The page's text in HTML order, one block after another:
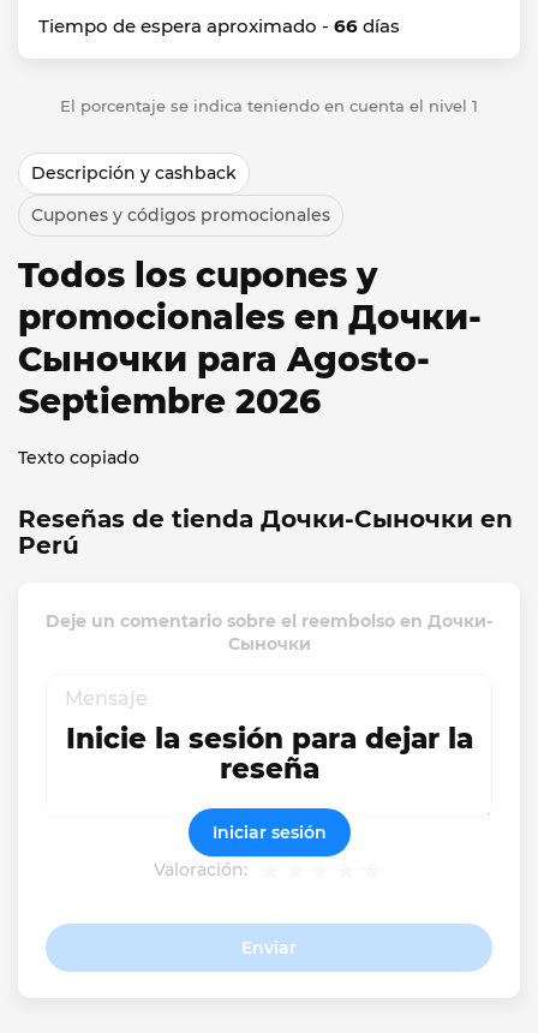
Tiempo de espera aproximado - 66 días
El porcentaje se indica teniendo en cuenta el nivel 1
Descripción y cashback
Cupones y códigos promocionales
Todos los cupones y
promocionales en Дочки-
Сыночки para Agosto-
Septiembre 2026
Texto copiado
Reseñas de tienda Дочки-Сыночки en
Perú
Deje un comentario sobre el reembolso en Дочки-
Сыночки
Valoración:
Enviar
Inicie la sesión para dejar la
reseña
Iniciar sesión